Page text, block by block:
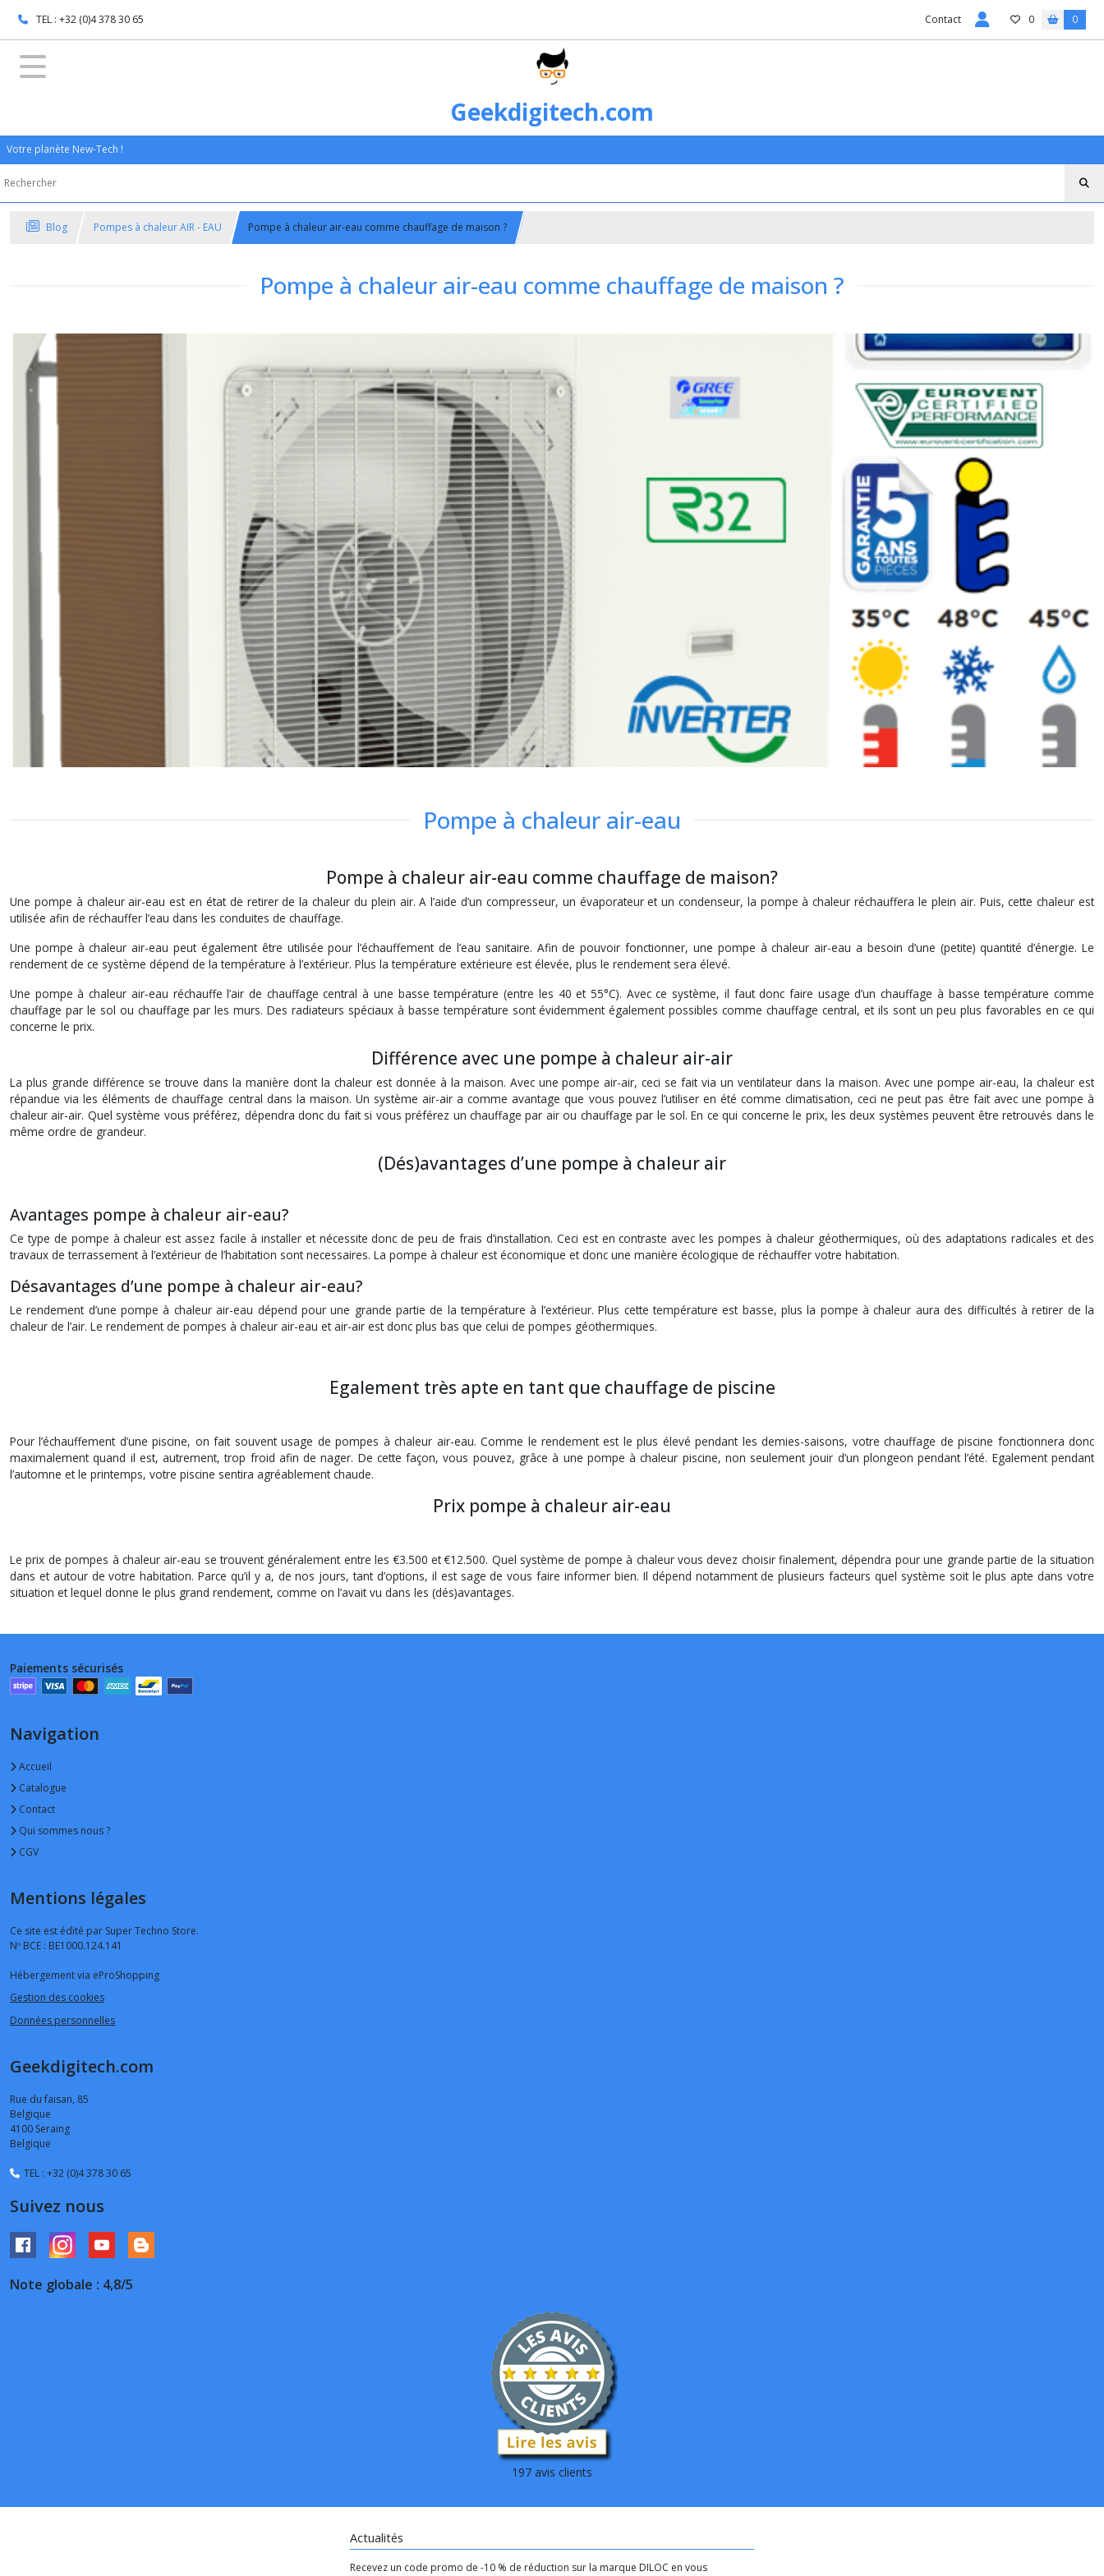
TEL : +32 (0)4 378 30 65 Contact 0 0
Geekdigitech.com
Votre planète New-Tech !
Blog Pompes à chaleur AIR - EAU Pompe à chaleur air-eau comme chauffage de maison ?
Pompe à chaleur air-eau comme chauffage de maison ?
Pompe à chaleur air-eau
Pompe à chaleur air-eau comme chauffage de maison?
Une pompe à chaleur air-eau est en état de retirer de la chaleur du plein air. A l’aide d’un compresseur, un évaporateur et un condenseur, la pompe à chaleur réchauffera le plein air. Puis, cette chaleur est
utilisée afin de réchauffer l’eau dans les conduites de chauffage.
Une pompe à chaleur air-eau peut également être utilisée pour l’échauffement de l’eau sanitaire. Afin de pouvoir fonctionner, une pompe à chaleur air-eau a besoin d’une (petite) quantité d’énergie. Le
rendement de ce système dépend de la température à l’extérieur. Plus la température extérieure est élevée, plus le rendement sera élevé.
Une pompe à chaleur air-eau réchauffe l’air de chauffage central à une basse température (entre les 40 et 55°C). Avec ce système, il faut donc faire usage d’un chauffage à basse température comme
chauffage par le sol ou chauffage par les murs. Des radiateurs spéciaux à basse température sont évidemment également possibles comme chauffage central, et ils sont un peu plus favorables en ce qui
concerne le prix.
Différence avec une pompe à chaleur air-air
La plus grande différence se trouve dans la manière dont la chaleur est donnée à la maison. Avec une pompe air-air, ceci se fait via un ventilateur dans la maison. Avec une pompe air-eau, la chaleur est
répandue via les éléments de chauffage central dans la maison. Un système air-air a comme avantage que vous pouvez l’utiliser en été comme climatisation, ceci ne peut pas être fait avec une pompe à
chaleur air-air. Quel système vous préférez, dépendra donc du fait si vous préférez un chauffage par air ou chauffage par le sol. En ce qui concerne le prix, les deux systèmes peuvent être retrouvés dans le
même ordre de grandeur.
(Dés)avantages d’une pompe à chaleur air
Avantages pompe à chaleur air-eau?
Ce type de pompe à chaleur est assez facile à installer et nécessite donc de peu de frais d’installation. Ceci est en contraste avec les pompes à chaleur géothermiques, où des adaptations radicales et des
travaux de terrassement à l’extérieur de l’habitation sont necessaires. La pompe à chaleur est économique et donc une manière écologique de réchauffer votre habitation.
Désavantages d’une pompe à chaleur air-eau?
Le rendement d’une pompe à chaleur air-eau dépend pour une grande partie de la température à l’extérieur. Plus cette température est basse, plus la pompe à chaleur aura des difficultés à retirer de la
chaleur de l’air. Le rendement de pompes à chaleur air-eau et air-air est donc plus bas que celui de pompes géothermiques.
Egalement très apte en tant que chauffage de piscine
Pour l’échauffement d’une piscine, on fait souvent usage de pompes à chaleur air-eau. Comme le rendement est le plus élevé pendant les demies-saisons, votre chauffage de piscine fonctionnera donc
maximalement quand il est, autrement, trop froid afin de nager. De cette façon, vous pouvez, grâce à une pompe à chaleur piscine, non seulement jouir d’un plongeon pendant l’été. Egalement pendant
l’automne et le printemps, votre piscine sentira agréablement chaude.
Prix pompe à chaleur air-eau
Le prix de pompes à chaleur air-eau se trouvent généralement entre les €3.500 et €12.500. Quel système de pompe à chaleur vous devez choisir finalement, dépendra pour une grande partie de la situation
dans et autour de votre habitation. Parce qu’il y a, de nos jours, tant d’options, il est sage de vous faire informer bien. Il dépend notamment de plusieurs facteurs quel système soit le plus apte dans votre
situation et lequel donne le plus grand rendement, comme on l’avait vu dans les (dés)avantages.
Paiements sécurisés
Navigation
Accueil
Catalogue
Contact
Qui sommes nous ?
CGV
Mentions légales
Ce site est édité par Super Techno Store.
Nº BCE : BE1000.124.141
Hébergement via eProShopping
Gestion des cookies
Données personnelles
Geekdigitech.com
Rue du faisan, 85
Belgique
4100 Seraing
Belgique
TEL : +32 (0)4 378 30 65
Suivez nous
Note globale : 4,8/5
197 avis clients
Actualités
Recevez un code promo de -10 % de réduction sur la marque DILOC en vous